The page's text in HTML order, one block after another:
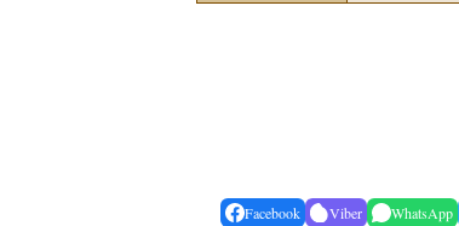
Facebook Viber WhatsApp